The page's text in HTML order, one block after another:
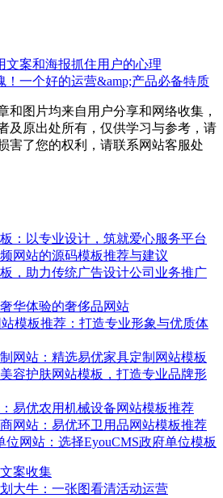
文案和海报抓住用户的心理
！一个好的运营&amp;产品必备特质
和图片均来自用户分享和网络收集，
及原出处所有，仅供学习与参考，请
害了您的权利，请联系网站客服处
：以专业设计，筑就爱心服务平台
网站的源码模板推荐与建议
，助力传统广告设计公司业务推广
华体验的奢侈品网站
模板推荐：打造专业形象与优质体
网站：精选易优家具定制网站模板
容护肤网站模板，打造专业品牌形
易优农用机械设备网站模板推荐
网站：易优环卫用品网站模板推荐
位网站：选择EyouCMS政府单位模板
案收集
大牛：一张图看清活动运营